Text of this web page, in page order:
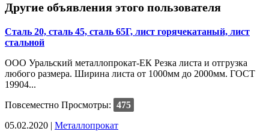
Другие объявления этого пользователя
Сталь 20, сталь 45, сталь 65Г, лист горячекатаный, лист
стальной
ООО Уральский металлопрокат-ЕК Резка листа и отгрузка
любого размера. Ширина листа от 1000мм до 2000мм. ГОСТ
19904...
Повсеместно Просмотры: 475
05.02.2020 | Металлопрокат